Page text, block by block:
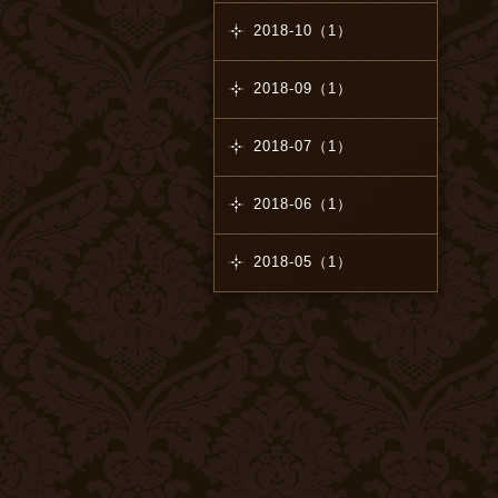
2018-10（1）
2018-09（1）
2018-07（1）
2018-06（1）
2018-05（1）